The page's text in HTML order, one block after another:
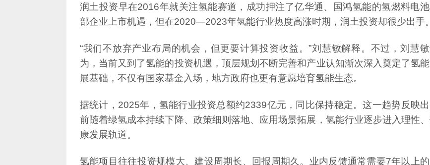
部企业上市机遇，但在2020—2023年氢能行业热度高涨时期，润土投资却很少出手。
展基础，不仅有国家基金入场，地方政府也更有意愿培育氢能生态。
康发展轨道。